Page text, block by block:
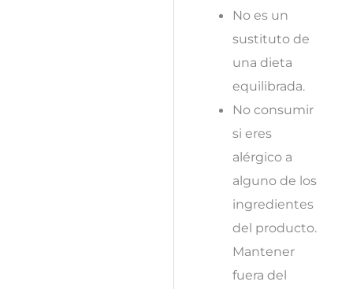
No es un
sustituto de
una dieta
equilibrada.
No consumir
si eres
alérgico a
alguno de los
ingredientes
del producto.
Mantener
fuera del